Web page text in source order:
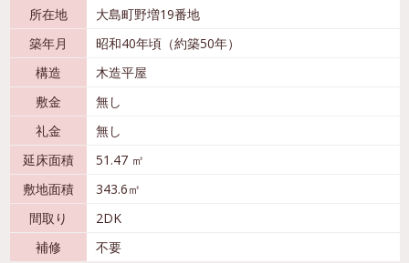
所在地
大島町野増19番地
築年月
昭和40年頃（約築50年）
構造
木造平屋
敷金
無し
礼金
無し
延床面積
51.47 ㎡
敷地面積
343.6㎡
間取り
2DK
補修
不要